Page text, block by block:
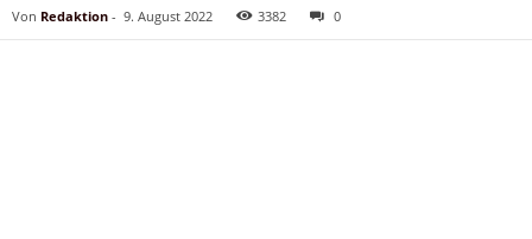
Von Redaktion - 9. August 2022 3382 0